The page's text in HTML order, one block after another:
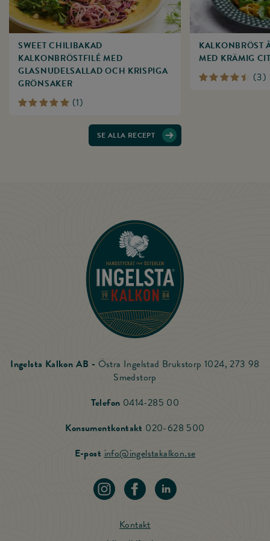
SWEET CHILIBAKAD
KALKONBRÖSTFILÉ MED
GLASNUDELSALLAD OCH KRISPIGA
GRÖNSAKER
(1)
KALKONBRÖST
MED KRÄMIG
(3)
SE ALLA RECEPT
Till startsidan
Ingelsta Kalkon AB - Östra Ingelstad Brukstorp 1024, 273 98
Smedstorp
Telefon 0414-285 00
Konsumentkontakt 020-628 500
E-postinfo@ingelstakalkon.seSkicka mail till
Kontakt